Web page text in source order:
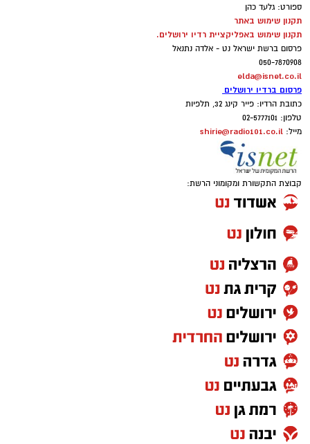
ספורט: גלעד כהן
תקנון שימוש באתר
תקנון שימוש באפליקציית רדיו ירושלים.
פרסום ברשת ישראל נט - אלדה נתנאל
050-7870908
elda@isnet.co.il
פרסום ברדיו ירושלים
כתובת הרדיו: פייר קינג 32, תלפיות
טלפון: 02-5777101
מייל: shirie@radio101.co.il
קבוצת התקשורת ומקומוני הרשת: